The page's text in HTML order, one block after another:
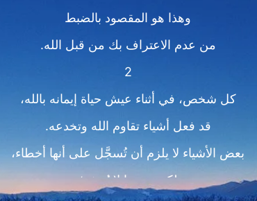
وهذا هو المقصود بالضبط
من عدم الاعتراف بك من قبل الله.
2
كل شخص، في أثناء عيش حياة إيمانه بالله،
قد فعل أشياء تقاوم الله وتخدعه.
بعض الأشياء لا يلزم أن تُسجَّل على أنها أخطاء،
لكن بعضها لا يُغتفر؛